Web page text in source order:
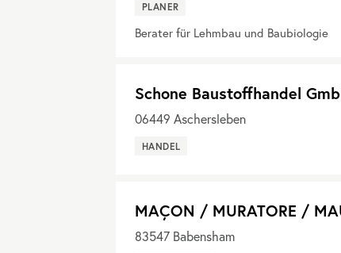
PLANER
Berater für Lehmbau und Baubiologie
Schone Baustoffhandel
06449 Aschersleben
HANDEL
MAÇON / MURATORE /
83547 Babensham